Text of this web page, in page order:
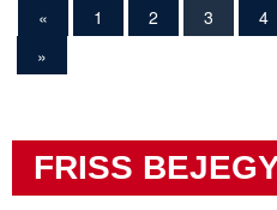
« 1 2 3 4
»
FRISS